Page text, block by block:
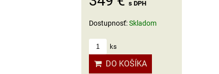
s DPH
Dostupnosť:Skladom
ks
DO KOŠÍKA